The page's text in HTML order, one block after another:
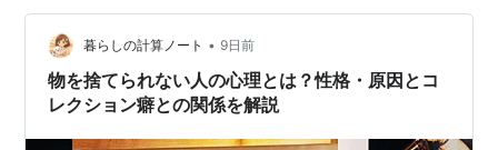
暮らしの計算ノート • 9日前
物を捨てられない人の心理とは？性格・原因とコ
レクション癖との関係を解説